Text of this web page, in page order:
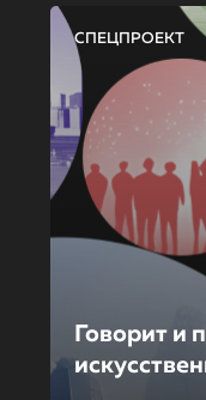
СПЕЦПРОЕКТ
Говорит и